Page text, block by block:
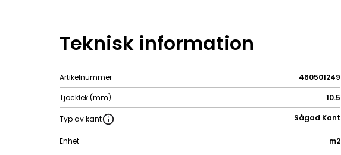
Teknisk information
Artikelnummer
460501249
Tjocklek (mm)
10.5
Typ av kant Sågad Kant
Enhet
m2